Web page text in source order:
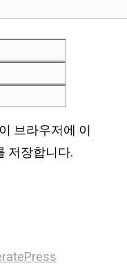
브라우저에 이
저장합니다.